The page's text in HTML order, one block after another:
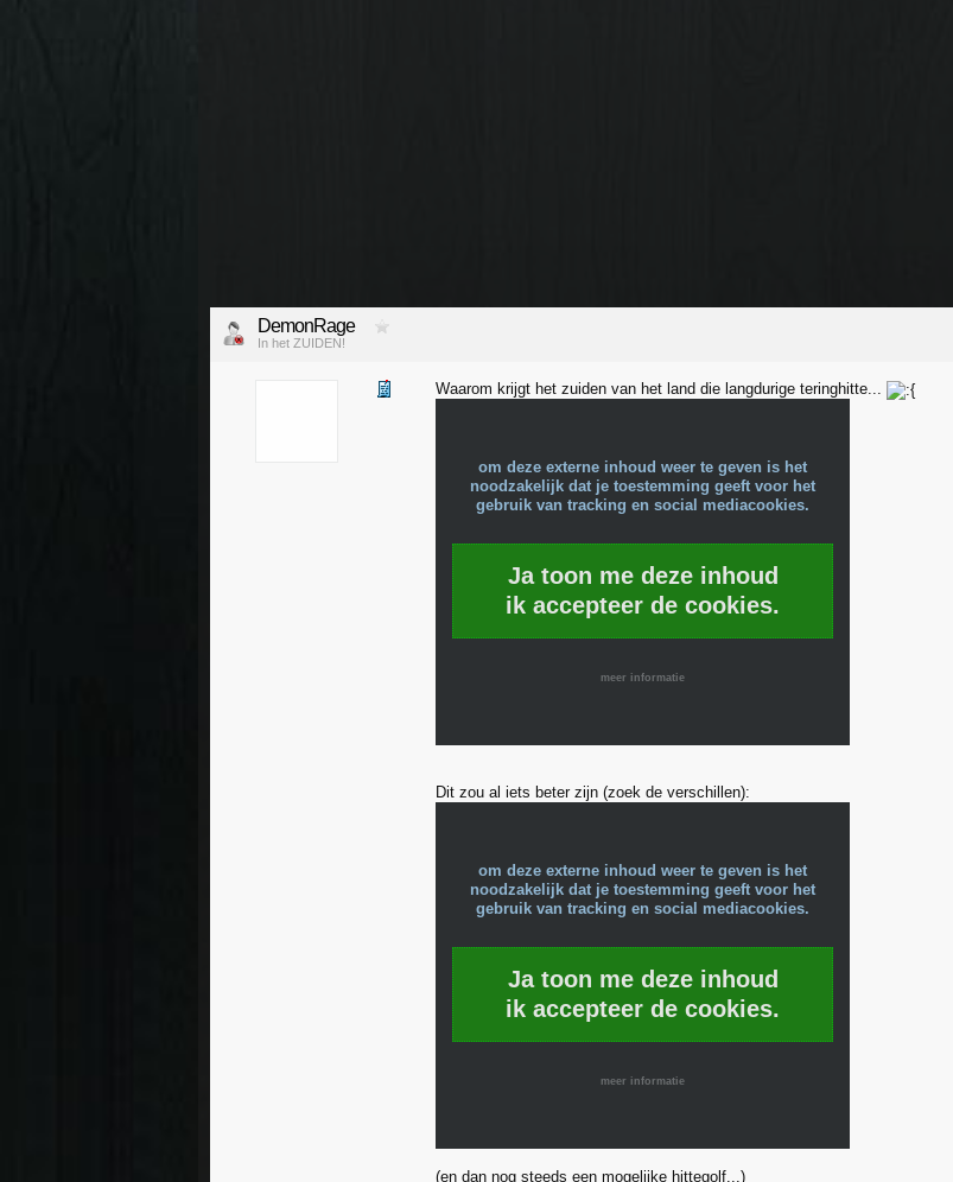
DemonRage
In het ZUIDEN!
Waarom krijgt het zuiden van het land die langdurige teringhitte...
om deze externe inhoud weer te geven is het
noodzakelijk dat je toestemming geeft voor het
gebruik van tracking en social mediacookies.
Ja toon me deze inhoud
ik accepteer de cookies.
meer informatie
Dit zou al iets beter zijn (zoek de verschillen):
om deze externe inhoud weer te geven is het
noodzakelijk dat je toestemming geeft voor het
gebruik van tracking en social mediacookies.
Ja toon me deze inhoud
ik accepteer de cookies.
meer informatie
(en dan nog steeds een mogelijke hittegolf...)